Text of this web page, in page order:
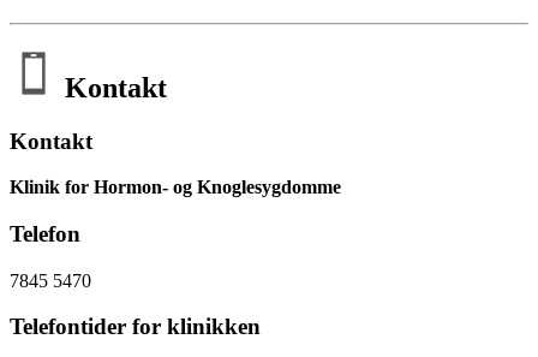
Kontakt
Kontakt
Klinik for Hormon- og Knoglesygdomme
Telefon
7845 5470
Telefontider for klinikken